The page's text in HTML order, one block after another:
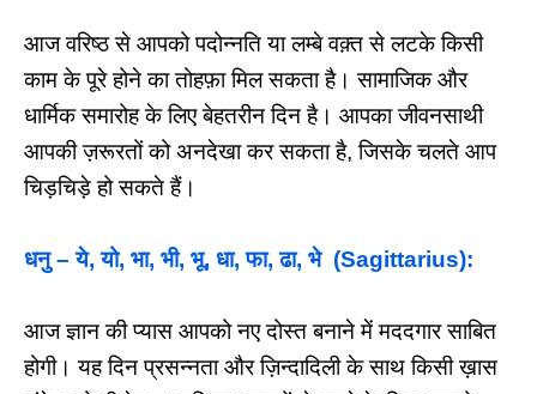
आज वरिष्ठ से आपको पदोन्नति या लम्बे वक़्त से लटके किसी
काम के पूरे होने का तोहफ़ा मिल सकता है। सामाजिक और
धार्मिक समारोह के लिए बेहतरीन दिन है। आपका जीवनसाथी
आपकी ज़रूरतों को अनदेखा कर सकता है, जिसके चलते आप
चिड़चिड़े हो सकते हैं।
धनु – ये, यो, भा, भी, भू, धा, फा, ढा, भे (Sagittarius):
आज ज्ञान की प्यास आपको नए दोस्त बनाने में मददगार साबित
होगी। यह दिन प्रसन्नता और ज़िन्दादिली के साथ किसी ख़ास